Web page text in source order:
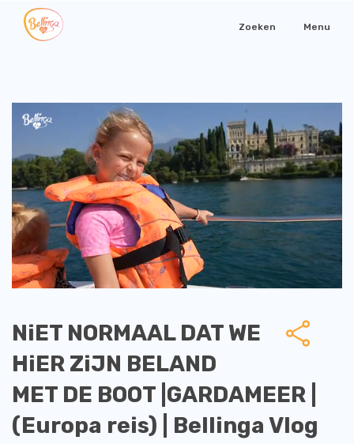
Zoeken Menu
NiET NORMAAL DAT WE
HiER ZiJN BELAND
MET DE BOOT |GARDAMEER |
(Europa reis) | Bellinga Vlog